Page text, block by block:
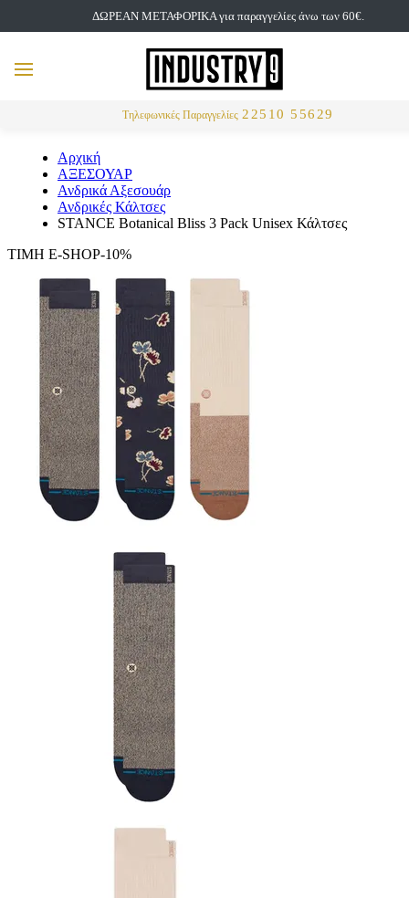
ΔΩΡΕΑΝ ΜΕΤΑΦΟΡΙΚΑ για παραγγελίες άνω των 60€.
Τηλεφωνικές Παραγγελίες 22510 55629
MENU
Αρχική
ΑΞΕΣΟΥΑΡ
Ανδρικά Αξεσουάρ
Ανδρικές Κάλτσες
STANCE Botanical Bliss 3 Pack Unisex Κάλτσες
ΤΙΜΗ E-SHOP-10%